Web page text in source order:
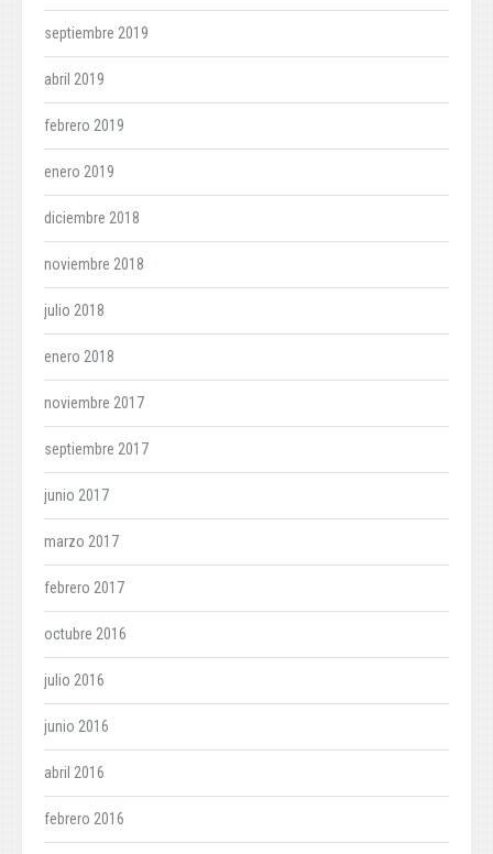
septiembre 2019
abril 2019
febrero 2019
enero 2019
diciembre 2018
noviembre 2018
julio 2018
enero 2018
noviembre 2017
septiembre 2017
junio 2017
marzo 2017
febrero 2017
octubre 2016
julio 2016
junio 2016
abril 2016
febrero 2016